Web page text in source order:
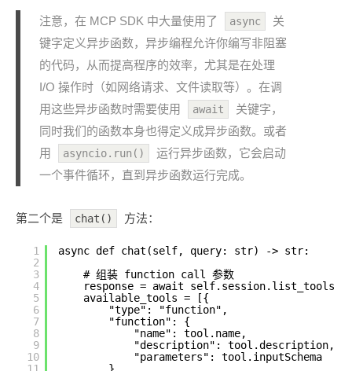
注意，在 MCP SDK 中大量使用了 async
关
键字定义异步函数，异步编程允许你编写非阻塞
的代码，从而提高程序的效率，尤其是在处理
I/O 操作时（如网络请求、文件读取等）。在调
用这些异步函数时需要使用
await
关键字，
同时我们的函数本身也得定义成异步函数。或者
用
asyncio.run()
运行异步函数，它会启动
一个事件循环，直到异步函数运行完成。
第二个是 chat() 方法：
1
2
3
4
5
6
7
8
9
10
11
async def chat(self, query: str) -> str:
# 组装 function call 参数
response = await self.session.list_tools()
available_tools = [{
"type": "function",
"function": {
"name": tool.name,
"description": tool.description,
"parameters": tool.inputSchema
}